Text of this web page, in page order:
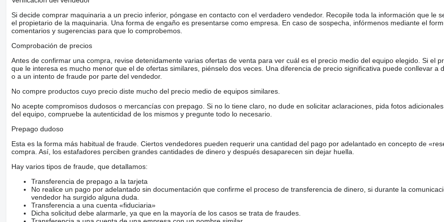
Si decide comprar maquinaria a un precio inferior, póngase en contacto con el verdadero vendedor. Recopile toda la información que le
el propietario de la maquinaria. Una forma de engaño es presentarse como empresa. En caso de sospecha, infórmenos mediante el
comentarios y sugerencias para que lo comprobemos.
Comprobación de precios
Antes de confirmar una compra, revise detenidamente varias ofertas de venta para ver cuál es el precio medio del equipo elegido. Si el
que le interesa es mucho menor que el de ofertas similares, piénselo dos veces. Una diferencia de precio significativa puede conllevar a
o a un intento de fraude por parte del vendedor.
No compre productos cuyo precio diste mucho del precio medio de equipos similares.
No acepte compromisos dudosos o mercancías con prepago. Si no lo tiene claro, no dude en solicitar aclaraciones, pida fotos
del equipo, compruebe la autenticidad de los mismos y pregunte todo lo necesario.
Prepago dudoso
Esta es la forma más habitual de fraude. Ciertos vendedores pueden requerir una cantidad del pago por adelantado en concepto de
compra. Así, los estafadores perciben grandes cantidades de dinero y después desaparecen sin dejar huella.
Hay varios tipos de fraude, que detallamos:
Transferencia de prepago a la tarjeta
No realice un pago por adelantado sin documentación que confirme el proceso de transferencia de dinero, si durante la
vendedor ha surgido alguna duda.
Transferencia a una cuenta «fiduciaria»
Dicha solicitud debe alarmarle, ya que en la mayoría de los casos se trata de fraudes.